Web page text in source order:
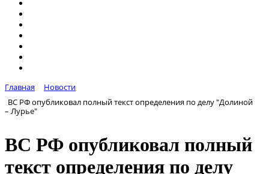
Главная
Новости
ВС РФ опубликовал полный текст определения по делу "Долиной
– Лурье"
ВС РФ опубликовал полный
текст определения по делу